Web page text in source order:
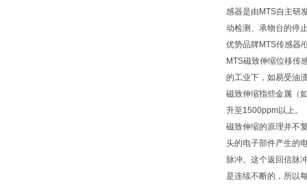
感器是由MTS自主研
动检测、承物台的停
优势品牌MTS传感器/
MTS磁致伸缩位移传
的工业下，如易受油
磁致伸缩指些金属（
升至1500ppm以上。
磁致伸缩的原理并不
头的电子部件产生的
脉冲。这个返回信脉
是连续不断的，所以